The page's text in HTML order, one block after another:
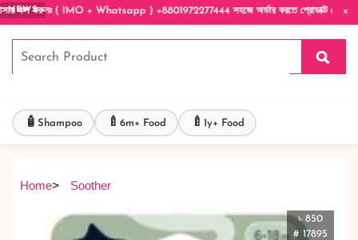
×
NEWS
করুনঃ ( IMO + Whatsapp ) +8801972277444 সহজে অর্ডার করতে প্রোডাক্ট পেজে আপনার
🧴 Shampoo 🍼 6m+ Food 🍼 1y+ Food
Home> Soother
৳ 850
# 17895